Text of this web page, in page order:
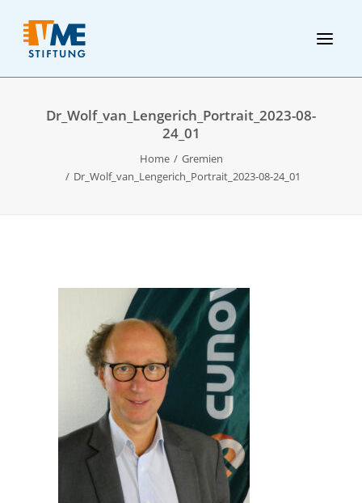
Dr_Wolf_van_Lengerich_Portrait_2023-08-
24_01
Home
Gremien
Dr_Wolf_van_Lengerich_Portrait_2023-08-24_01